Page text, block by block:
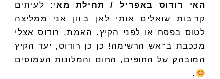
האי רודוס באפריל / תחילת מאי : לעיתים
קרובות שואלים אותי לאן ביוון אני ממליצה
לטוס בפסח או לפני הקיץ. האמת, רודוס אצלי
מככבת בראש הרשימה! כן כן רודוס, יעד הקיץ
המובהק של החופים, החום והמלונות העמוסים
.